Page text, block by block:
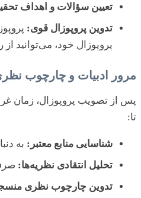
تعیین سؤالات و اهداف
تدوین پروپوزال قوی:
پروپوزال خود، می‌توانید
مرور ادبیات و چارچوب
پس از تصویب پروپوزال، زمان
تا:
شناسایی منابع معتبر: به
تحلیل انتقادی نظریه‌ها:
تدوین چارچوب نظری